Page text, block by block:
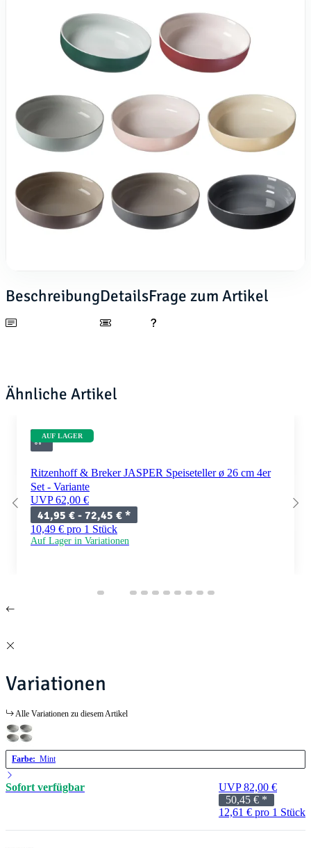
BeschreibungDetailsFrage zum Artikel
Ähnliche Artikel
AUF LAGER
Ritzenhoff & Breker JASPER Speiseteller ø 26 cm 4er
Set - Variante
UVP 62,00 €
41,95 € - 72,45 € *
10,49 € pro 1 Stück
Auf Lager in Variationen
Variationen
Alle Variationen zu diesem Artikel
Farbe: Mint
Sofort verfügbar
UVP 82,00 €
50,45 € *
12,61 € pro 1 Stück